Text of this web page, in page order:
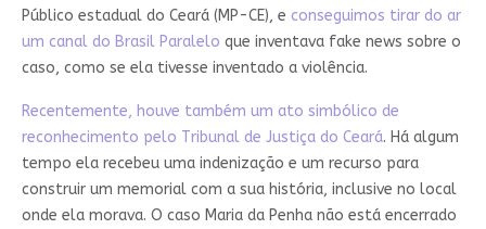
Público estadual do Ceará (MP-CE), e conseguimos tirar do ar
um canal do Brasil Paralelo que inventava fake news sobre o
caso, como se ela tivesse inventado a violência.
Recentemente, houve também um ato simbólico de
reconhecimento pelo Tribunal de Justiça do Ceará. Há algum
tempo ela recebeu uma indenização e um recurso para
construir um memorial com a sua história, inclusive no local
onde ela morava. O caso Maria da Penha não está encerrado